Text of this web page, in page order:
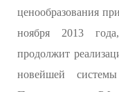
ценообразования
ноября 2013
продолжит
новейшей системы